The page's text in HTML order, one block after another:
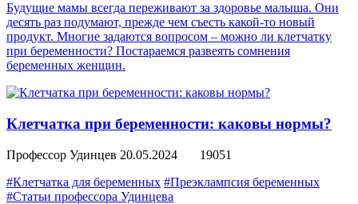
Будущие мамы всегда переживают за здоровье малыша. Они
десять раз подумают, прежде чем съесть какой-то новый
продукт. Многие задаются вопросом – можно ли клетчатку
при беременности? Постараемся развеять сомнения
беременных женщин.
Клетчатка при беременности: каковы нормы?
Профессор Удинцев 20.05.2024
19051
#Клетчатка для беременных #Преэклампсия беременных
#Статьи профессора Удинцева